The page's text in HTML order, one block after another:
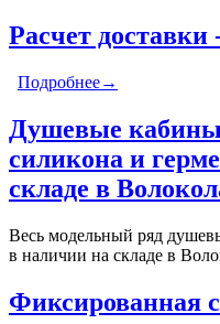
Расчет доставки
Подробнее→
Душевые
силикона и
складе в
Весь модельный ряд
в наличии на складе в
Фиксированная